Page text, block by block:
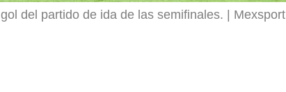
del partido de ida de las semifinales. Mexsport